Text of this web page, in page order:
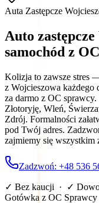
Auta Zastępcze
Auto
samochód z
Kolizja to zawsze stres
z Wojcieszowa każdego
za darmo z OC
Złotoryję, Wleń,
Zdrój. Formalności
pod Twój adres.
zajmiemy się wszystkim
Zadzwoń: +48 536
✓ Bez kaucji · ✓
Gotówka z OC Sprawcy